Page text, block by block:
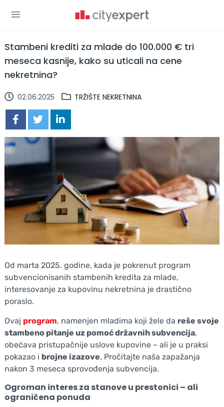
Stambeni krediti za mlade do 100.000 € tri
meseca kasnije, kako su uticali na cene
nekretnina?
02.06.2025 TRŽIŠTE NEKRETNINA
Od marta 2025. godine, kada je pokrenut program
subvencionisanih stambenih kredita za mlade,
interesovanje za kupovinu nekretnina je drastično
poraslo.
Ovaj program, namenjen mladima koji žele da reše svoje
stambeno pitanje uz pomoć državnih subvencija,
obećava pristupačnije uslove kupovine – ali je u praksi
pokazao i brojne izazove. Pročitajte naša zapažanja
nakon 3 meseca sprovođenja subvencija.
Ogroman interes za stanove u prestonici – ali
ograničena ponuda